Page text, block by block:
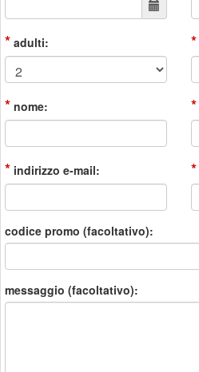
* adulti: *
* nome: *
* indirizzo e-mail: *
codice promo (facoltativo):
messaggio (facoltativo):